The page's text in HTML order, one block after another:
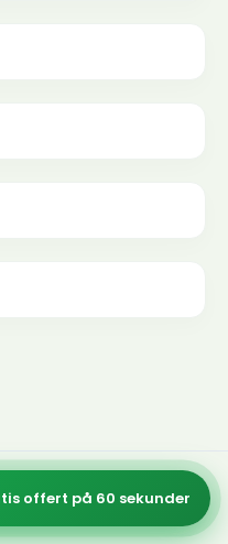
offert på 60 sekunder